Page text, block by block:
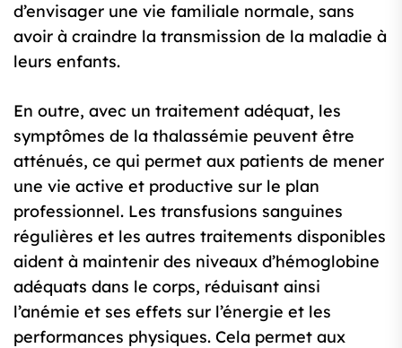
d’envisager une vie familiale normale, sans
avoir à craindre la transmission de la maladie à
leurs enfants.
En outre, avec un traitement adéquat, les
symptômes de la thalassémie peuvent être
atténués, ce qui permet aux patients de mener
une vie active et productive sur le plan
professionnel. Les transfusions sanguines
régulières et les autres traitements disponibles
aident à maintenir des niveaux d’hémoglobine
adéquats dans le corps, réduisant ainsi
l’anémie et ses effets sur l’énergie et les
performances physiques. Cela permet aux